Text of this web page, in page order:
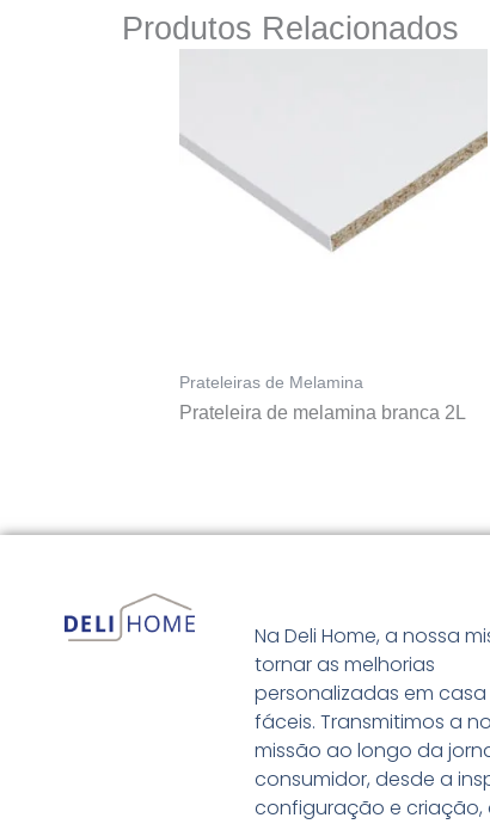
Produtos Relacionados
Prateleiras de Melamina
Prateleira de melamina branca 2L
Na Deli Home, a nossa
tornar as melhorias
personalizadas em casa
fáceis. Transmitimos a
missão ao longo da
consumidor, desde a
configuração e criação,